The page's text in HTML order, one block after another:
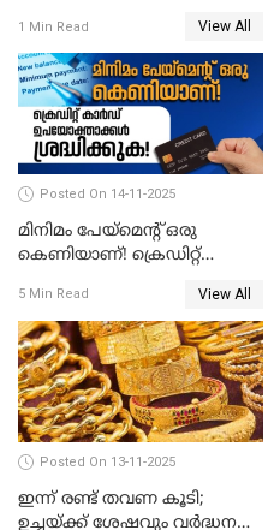
1 Min Read View All
Posted On 14-11-2025
മിനിമം പേയ്മെന്റ് ഒരു
കെണിയാണ്! ക്രെഡിറ്റ്
ശ്രദ്ധിക്കുക!
5 Min Read View All
Posted On 13-11-2025
ഇന്ന് രണ്ട് തവണ കൂടി;
ഉച്ചയ്ക്ക് ശേഷവും വർദ്ധനവ്;